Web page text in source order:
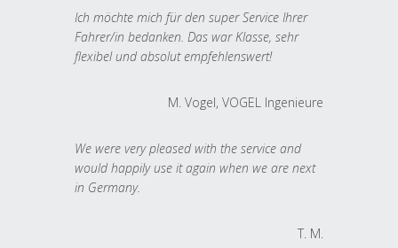
Ich möchte mich für den super Service Ihrer
Fahrer/in bedanken. Das war Klasse, sehr
flexibel und absolut empfehlenswert!
M. Vogel, VOGEL Ingenieure
We were very pleased with the service and
would happily use it again when we are next
in Germany.
T. M.